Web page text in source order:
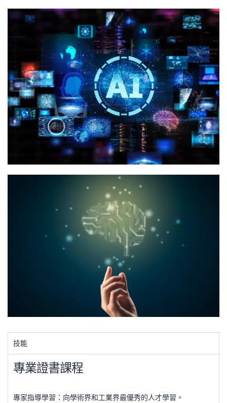
技能
專業證書課程
專家指導學習：向學術界和工業界最優秀的人才學習。